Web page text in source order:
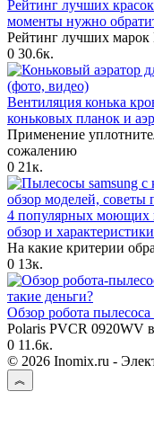
Рейтинг лучших
моменты нужно
Рейтинг лучших
0 30.6к.
Вентиляция конька
коньковых планок и
Применение
сожалению
0 21к.
4 популярных моющих
обзор и
На какие критерии
0 13к.
Обзор робота
Polaris PVCR 0920WV
0 11.6к.
© 2026 Inomix.ru -